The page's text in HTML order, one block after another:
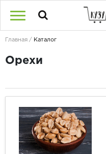
Главная Каталог
Орехи